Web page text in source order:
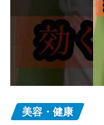
美容・健康